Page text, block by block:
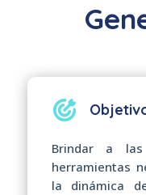
Brindar a
herramientas
la dinámica